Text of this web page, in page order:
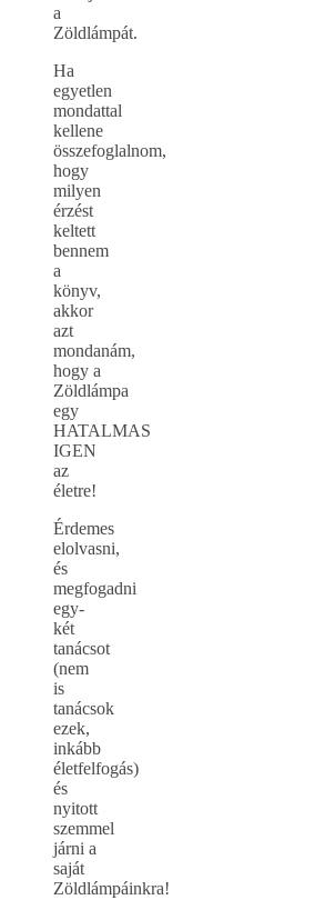
a
Zöldlámpát.
Ha
egyetlen
mondattal
kellene
összefoglalnom,
hogy
milyen
érzést
keltett
bennem
a
könyv,
akkor
azt
mondanám,
hogy a
Zöldlámpa
egy
HATALMAS
IGEN
az
életre!
Érdemes
elolvasni,
és
megfogadni
egy-
két
tanácsot
(nem
is
tanácsok
ezek,
inkább
életfelfogás)
és
nyitott
szemmel
járni a
saját
Zöldlámpáinkra!